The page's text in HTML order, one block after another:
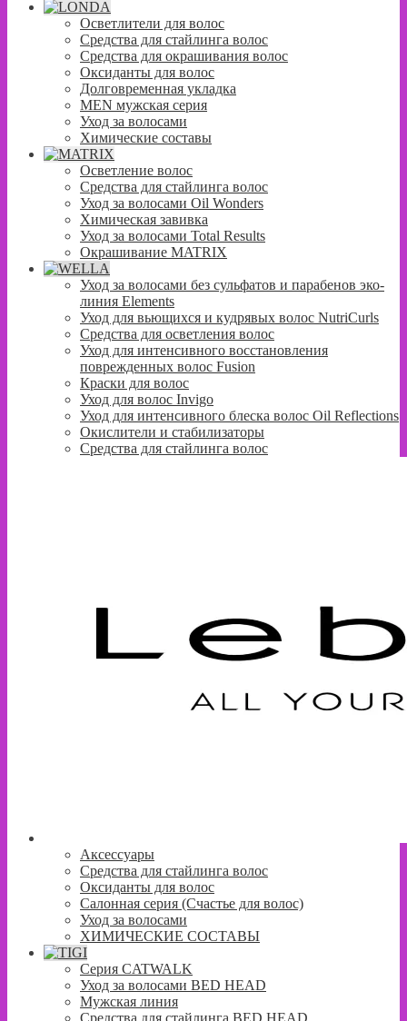
Осветлители для волос
Средства для стайлинга волос
Средства для окрашивания волос
Оксиданты для волос
Долговременная укладка
MEN мужская серия
Уход за волосами
Химические составы
Осветление волос
Средства для стайлинга волос
Уход за волосами Oil Wonders
Химическая завивка
Уход за волосами Total Results
Окрашивание MATRIX
Уход за волосами без сульфатов и парабенов эко-
линия Elements
Уход для вьющихся и кудрявых волос NutriCurls
Средства для осветления волос
Уход для интенсивного восстановления
поврежденных волос Fusion
Краски для волос
Уход для волос Invigo
Уход для интенсивного блеска волос Oil Reflections
Окислители и стабилизаторы
Средства для стайлинга волос
Аксессуары
Средства для стайлинга волос
Оксиданты для волос
Салонная серия (Счастье для волос)
Уход за волосами
ХИМИЧЕСКИЕ СОСТАВЫ
Серия CATWALK
Уход за волосами BED HEAD
Мужская линия